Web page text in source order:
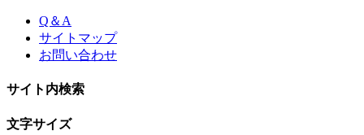
Skip
content
Q＆A
サイトマップ
お問い合わせ
サイト内検索
文字サイズ